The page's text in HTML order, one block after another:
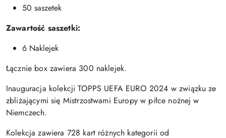
50 saszetek
Zawartość saszetki:
6 Naklejek
Łącznie box zawiera 300 naklejek.
Inauguracja kolekcji TOPPS UEFA EURO 2024 w związku ze
zbliżającymi się Mistrzostwami Europy w piłce nożnej w
Niemczech.
Kolekcja zawiera 728 kart różnych kategorii od